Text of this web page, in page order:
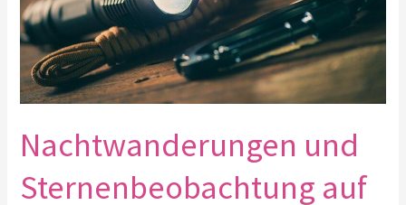
Nachtwanderungen und
Sternenbeobachtung auf